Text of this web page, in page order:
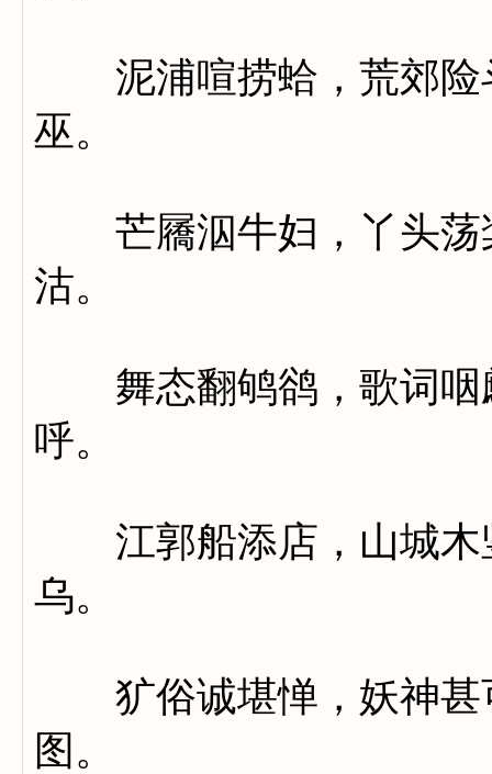
泥浦喧捞蛤，荒郊险
巫。
芒屩泅牛妇，丫头荡
沽。
舞态翻鸲鹆，歌词咽
呼。
江郭船添店，山城木
乌。
犷俗诚堪惮，妖神甚
图。